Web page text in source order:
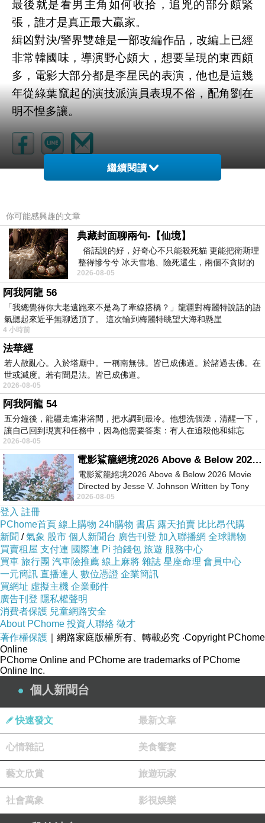
最後就是看男主角如何收拾，追兇的部分頗緊
張，誰才是真正最大贏家。
緝凶對決/警界雙雄是一部改編作品，改編上已經
非常韓國味，導演野心頗大，想要呈現的東西頗
多，電影大部分都是李星民的表演，他也是這幾
年從綠葉竄起的演技派演員表現不俗，配角劉在
明不惶多讓。
寄生上流/上流寄生族 Parasite / Gisaengchun
新聞台Blog小天使
2019-07-23 11:06:40
親愛的台長︰
恭喜您！此篇文章極為優質，獲選為本日哈燒
文章，將會出現在新聞台首頁哈燒文章區塊輪播。
請您繼續保持每日撰寫文章的好習慣，期待您提供
讀者更多精采的內容，加油！
繼續閱讀
你可能感興趣的文章
典藏封面聊兩句-【仙境】
俗話說的好，好奇心不只能殺死貓 更能把衛斯理
整得慘兮兮 冰天雪地、險死還生，兩個不貪財的
人尋什麼寶？ 人家追尋愛情還
2026-08-05
阿我阿龍 56
「我總覺得你大老遠跑來不是為了牽線搭橋？」龍疆對梅麗特說話的語
氣聽起來近乎無聊透頂了。 這次輪到梅麗特眺望大海和懸崖
4 小時前
法華經
若人散亂心。入於塔廟中。一稱南無佛。皆已成佛道。於諸過去佛。在
世或滅度。若有聞是法。皆已成佛道。
2026-08-05
阿我阿龍 54
五分鐘後，龍疆走進淋浴間，把水調到最冷。他想洗個澡，清醒一下，
讓自己回到現實和任務中，因為他需要答案：有人在追殺他和緋忘
2026-08-05
電影鯊籠絕境2026 Above & Below 2026 Movie
電影鯊籠絕境2026 Above & Below 2026 Movie
Directed by Jesse V. Johnson Written by Tony
Giordano Starring Laura Maran
2026-08-05
登入 註冊
PChome首頁 線上購物 24h購物 書店 露天拍賣 比比昂代購
新聞 /氣象 股市 個人新聞台 廣告刊登 加入聯播網 全球購物
買賣租屋 支付連 國際連 Pi 拍錢包 旅遊 服務中心
買車 旅行團 汽車險推薦 線上麻將 雜誌 星座命理 會員中心
一元簡訊 直播達人 數位憑證 企業簡訊
買網址 虛擬主機 企業郵件
廣告刊登 隱私權聲明
消費者保護 兒童網路安全
About PChome 投資人聯絡 徵才
著作權保護 ｜網路家庭版權所有、轉載必究 ‧Copyright PChome
Online
PChome Online and PChome are trademarks of PChome
Online Inc.
個人新聞台
快速發文 最新文章
心情雜記 美食饗宴
藝文欣賞 旅遊玩家
社會萬象 影視娛樂